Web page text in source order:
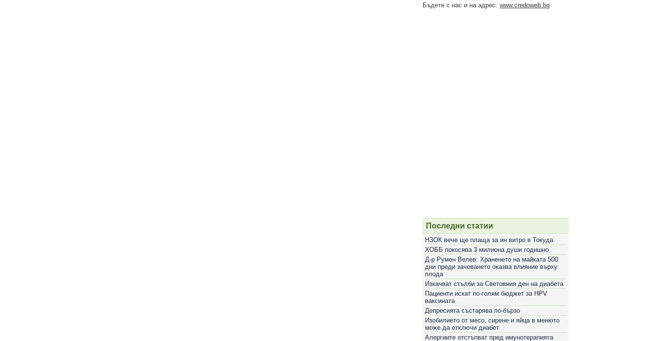
Бъдете с нас и на адрес: www.credoweb.bg
Последни статии
НЗОК вече ще плаща за ин витро в Токуда
ХОББ покосява 3 милиона души годишно
Д-р Румен Велев: Храненето на майката 500
дни преди зачеването оказва влияние върху
плода
Изкачват стълби за Световния ден на диабета
Пациенти искат по-голям бюджет за HPV
ваксината
Депресията състарява по-бързо
Изобилието от месо, сирене и яйца в менюто
може да отключи диабет
Алергиите отстъпват пред имунотерапията